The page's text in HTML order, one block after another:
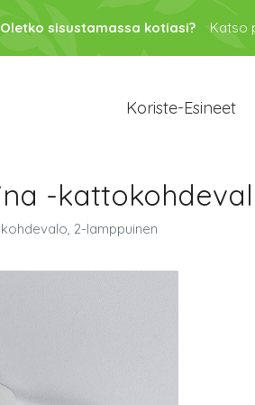
Oletko sisustamassa kotiasi? Katso
Koriste-Esineet
-
2-lamppuinen